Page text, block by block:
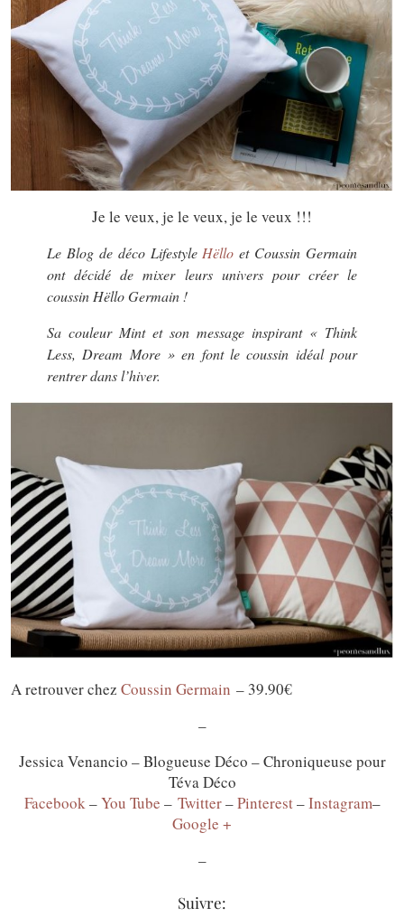
Je le veux, je le veux, je le veux !!!
Le Blog de déco Lifestyle Hëlloet Coussin Germain
ont décidé de mixer leurs univers pour créer le
coussin Hëllo Germain !
Sa couleur Mint et son message inspirant « Think
Less, Dream More » en font le coussin idéal pour
rentrer dans l’hiver.
A retrouver chez Coussin Germain – 39.90€
–
Jessica Venancio – Blogueuse Déco – Chroniqueuse pour
Téva Déco
Facebook–You Tube – Twitter–Pinterest–Instagram–
Google +
–
Suivre: